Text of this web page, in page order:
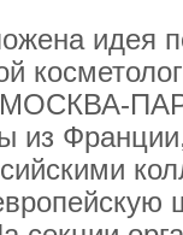
идея
МОСКВА-
из